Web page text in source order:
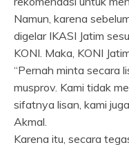
Namun, karena
digelar IKASI Jatim
KONI. Maka, KONI
“Pernah minta secara
musprov. Kami tidak
sifatnya lisan, kami
Akmal.
Karena itu, secara